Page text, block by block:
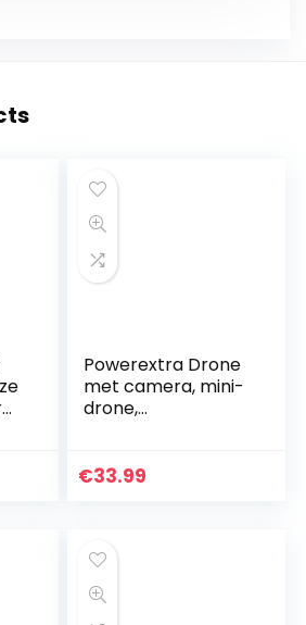
Powerextra Drone
met camera, mini-
drone,
hoogtehoudmodus,
€33.99